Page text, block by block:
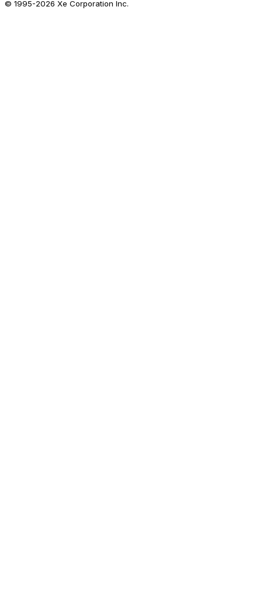
© 1995-2026 Xe Corporation Inc.